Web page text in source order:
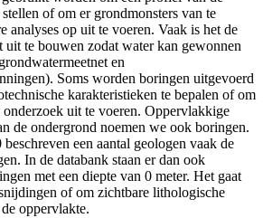
of om er grondmonsters van te
analyses op uit te voeren. Vaak is het de
uit te bouwen zodat water kan gewonnen
en
Soms worden boringen uitgevoerd
karakteristieken te bepalen of om
uit te voeren. Oppervlakkige
de ondergrond noemen we ook boringen.
een aantal geologen vaak de
In de databank staan er dan ook
met een diepte van 0 meter. Het gaat
of om zichtbare lithologische
oppervlakte.